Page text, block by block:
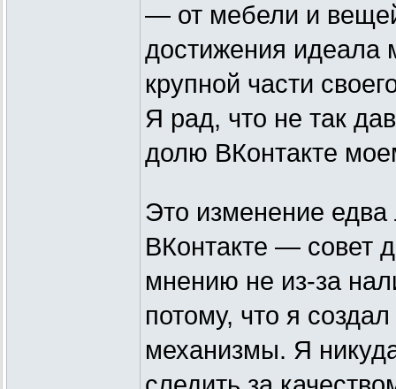
— от мебели и
достижения идеала
крупной части
Я рад, что не так
долю ВКонтакте
Это изменение едва
ВКонтакте — совет
мнению не из-за
потому, что я
механизмы. Я